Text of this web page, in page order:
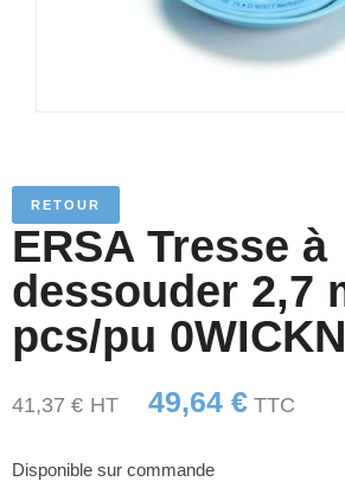
RETOUR
ERSA Tresse à
dessouder 2,7
pcs/pu
41,37 € HT 49,64 € TTC
Disponible sur commande